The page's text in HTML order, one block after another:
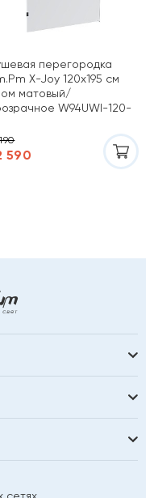
перегородка
X-Joy 120х195 см
матовый/
W94UWI-120-
590